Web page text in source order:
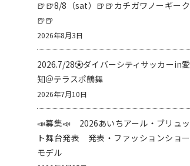
🍺🍺8/8（sat）🍺🍺カチガワノーギーク
🍺🍺
2026年8月3日
2026.7/28⚽️ダイバーシティサッカーin愛
知＠テラスポ鶴舞
2026年7月10日
📣募集📣 2026あいちアール・ブリュッ
ト舞台発表 発表・ファッションショー
モデル